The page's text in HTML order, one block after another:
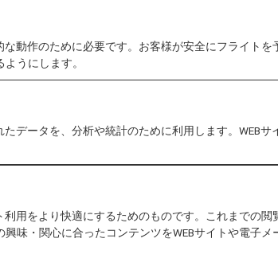
はビザ免除プログラムを利用できず、非
で、2011年3月1日以降にイラン、イラ
と、イラン、イラク、スーダンまたはシ
公務、人道支援を行うNGO、ジャーナ
合もございます。
国大使館・領事館にご相談ください。
な動作のために必要です。お客様が安全にフライトを
うにします。
データを、分析や統計のために利用します。WEBサ
利用をより快適にするためのものです。これまでの閲
味・関心に合ったコンテンツをWEBサイトや電子メ